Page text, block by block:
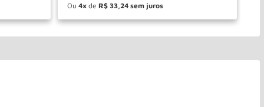
Ou 4 de R$ 33 24
＋
－ COMPRAR